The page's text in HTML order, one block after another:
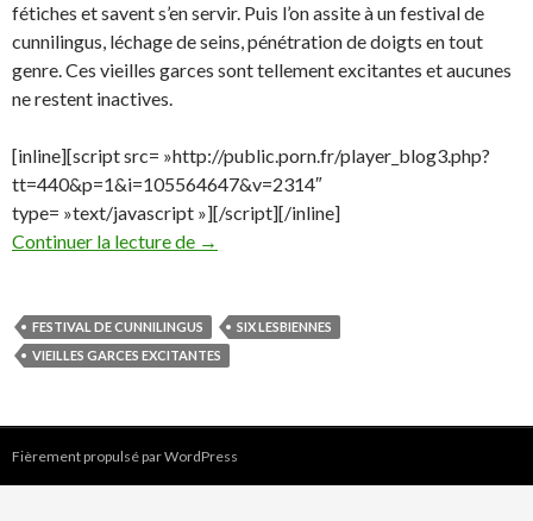
fétiches et savent s’en servir. Puis l’on assite à un festival de
cunnilingus, léchage de seins, pénétration de doigts en tout
genre. Ces vieilles garces sont tellement excitantes et aucunes
ne restent inactives.
[inline][script src= »http://public.porn.fr/player_blog3.php?
tt=440&p=1&i=105564647&v=2314″
type= »text/javascript »][/script][/inline]
Continuer la lecture de Partouzes de vieilles lesbiennes
→
FESTIVAL DE CUNNILINGUS
SIX LESBIENNES
VIEILLES GARCES EXCITANTES
Fièrement propulsé par WordPress